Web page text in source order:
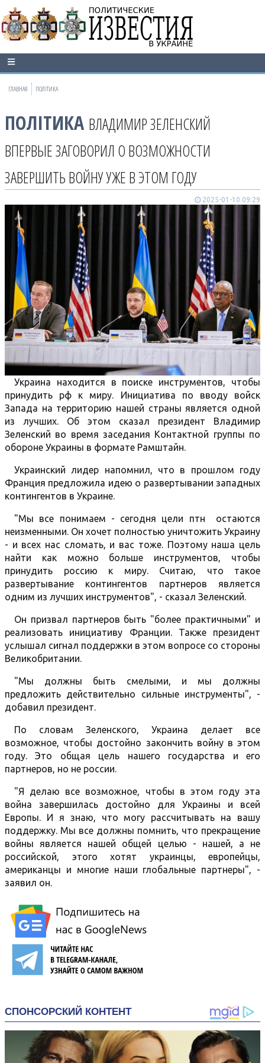
ГЛАВНАЯ ПОЛІТИКА
ПОЛІТИКА ВЛАДИМИР ЗЕЛЕНСКИЙ
ВПЕРВЫЕ ЗАГОВОРИЛ О ВОЗМОЖНОСТИ
ЗАВЕРШИТЬ ВОЙНУ УЖЕ В ЭТОМ ГОДУ
2025-01-10 09:29
Украина находится в поиске инструментов, чтобы
принудить рф к миру. Инициатива по вводу войск
Запада на территорию нашей страны является одной
из лучших. Об этом сказал президент Владимир
Зеленский во время заседания Контактной группы по
обороне Украины в формате Рамштайн.
Украинский лидер напомнил, что в прошлом году
Франция предложила идею о развертывании западных
контингентов в Украине.
"Мы все понимаем - сегодня цели птн остаются
неизменными. Он хочет полностью уничтожить Украину
- и всех нас сломать, и вас тоже. Поэтому наша цель
найти как можно больше инструментов, чтобы
принудить россию к миру. Считаю, что такое
развертывание контингентов партнеров является
одним из лучших инструментов", - сказал Зеленский.
Он призвал партнеров быть "более практичными" и
реализовать инициативу Франции. Также президент
услышал сигнал поддержки в этом вопросе со стороны
Великобритании.
"Мы должны быть смелыми, и мы должны
предложить действительно сильные инструменты", -
добавил президент.
По словам Зеленского, Украина делает все
возможное, чтобы достойно закончить войну в этом
году. Это общая цель нашего государства и его
партнеров, но не россии.
"Я делаю все возможное, чтобы в этом году эта
война завершилась достойно для Украины и всей
Европы. И я знаю, что могу рассчитывать на вашу
поддержку. Мы все должны помнить, что прекращение
войны является нашей общей целью - нашей, а не
российской, этого хотят украинцы, европейцы,
американцы и многие наши глобальные партнеры", -
заявил он.